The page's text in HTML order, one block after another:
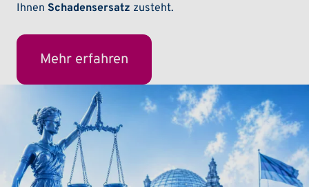
IhnenSchadensersatz zusteht.
Mehr erfahren